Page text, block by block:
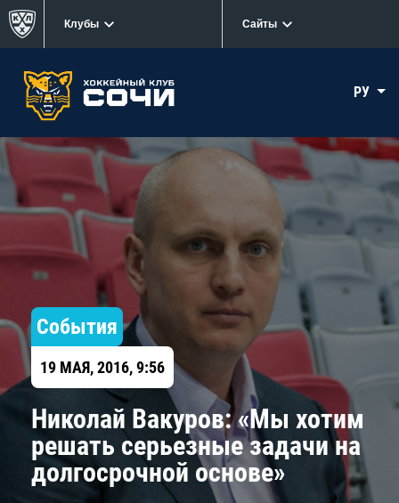
Клубы Сайты
РУ
События
19 МАЯ, 2016, 9:56
Николай Вакуров: «Мы хотим
решать серьезные задачи на
долгосрочной основе»